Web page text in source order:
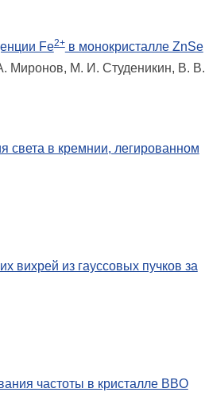
Fe2+в монокристалле ZnSe
Миронов, М. И. Студеникин, В. В.
света в кремнии, легированном
вихрей из гауссовых пучков за
частоты в кристалле BBO